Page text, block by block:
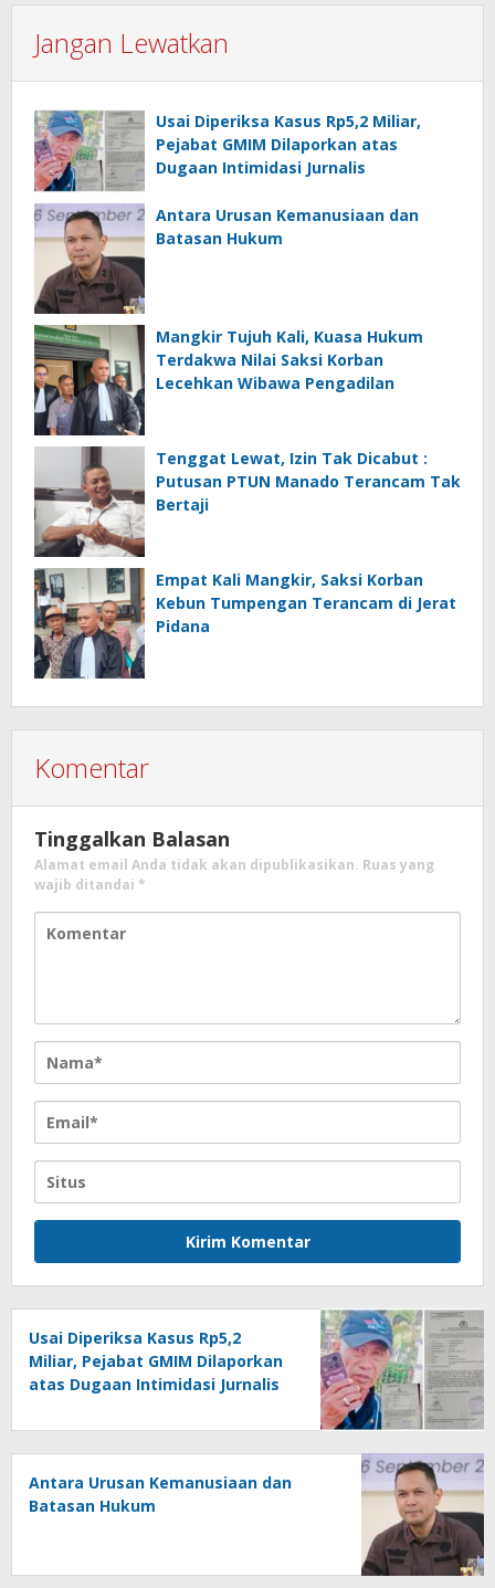
Jangan Lewatkan
Usai Diperiksa Kasus Rp5,2 Miliar,
Pejabat GMIM Dilaporkan atas
Dugaan Intimidasi Jurnalis
Antara Urusan Kemanusiaan dan
Batasan Hukum
Mangkir Tujuh Kali, Kuasa Hukum
Terdakwa Nilai Saksi Korban
Lecehkan Wibawa Pengadilan
Tenggat Lewat, Izin Tak Dicabut :
Putusan PTUN Manado Terancam Tak
Bertaji
Empat Kali Mangkir, Saksi Korban
Kebun Tumpengan Terancam di Jerat
Komentar
Tinggalkan Balasan
Alamat email Anda tidak akan dipublikasikan. Ruas yang
wajib ditandai *
Usai Diperiksa Kasus Rp5,2
Miliar, Pejabat GMIM Dilaporkan
atas Dugaan Intimidasi Jurnalis
Antara Urusan Kemanusiaan dan
Batasan Hukum